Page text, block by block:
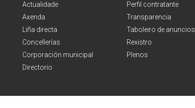
Actualidade
Axenda
Liña directa
Concellerías
Corporación municipal
Directorio
Perfil contratante
Transparencia
Taboleiro de anuncios
Rexistro
Plenos